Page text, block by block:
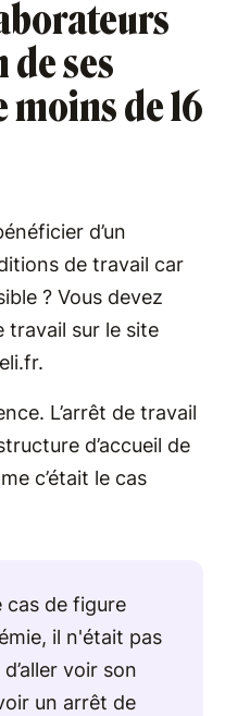
ses
moins de 16
d’un
de travail car
? Vous devez
travail sur le site
L’arrêt de travail
d’accueil de
c’était le cas
cas de figure
il n'était pas
voir son
un arrêt de